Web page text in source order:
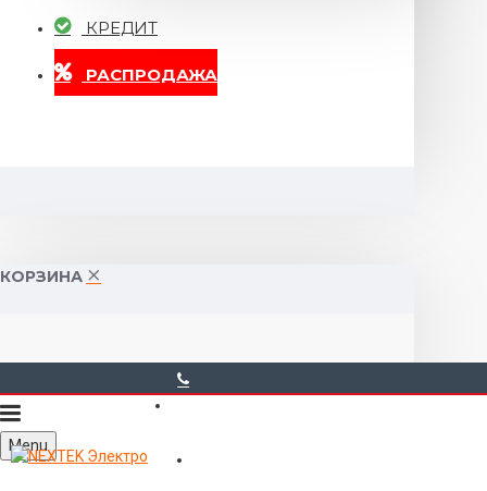
КРЕДИТ
РАСПРОДАЖА
КОРЗИНА
Menu